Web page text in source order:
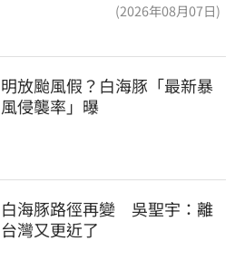
(2026年08月07日)
明放颱風假？白海豚「最新暴
風侵襲率」曝
白海豚路徑再變　吳聖宇：離
台灣又更近了